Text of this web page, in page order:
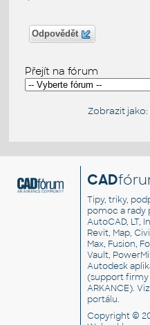
Odpovědět
Přejít na fórum
Zobrazit jako:
CAD
Tipy, triky,
pomoc a rady
AutoCAD, LT,
Revit, Map,
Max, Fusion,
Vault,
Autodesk
(support firmy
ARKANCE).
portálu.
Copyright ©